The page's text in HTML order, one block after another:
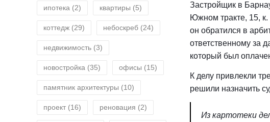
Застройщик в
Южном тракте, 15, к.
он обратился в
ответственному за
который был
К делу привлекли
решили назначить
Из картотеки
ипотека (2) квартиры (5)
коттедж (29) небоскреб (24)
недвижимость (3)
новостройка (35) офисы (15)
памятник архитектуры (10)
проект (16) реновация (2)